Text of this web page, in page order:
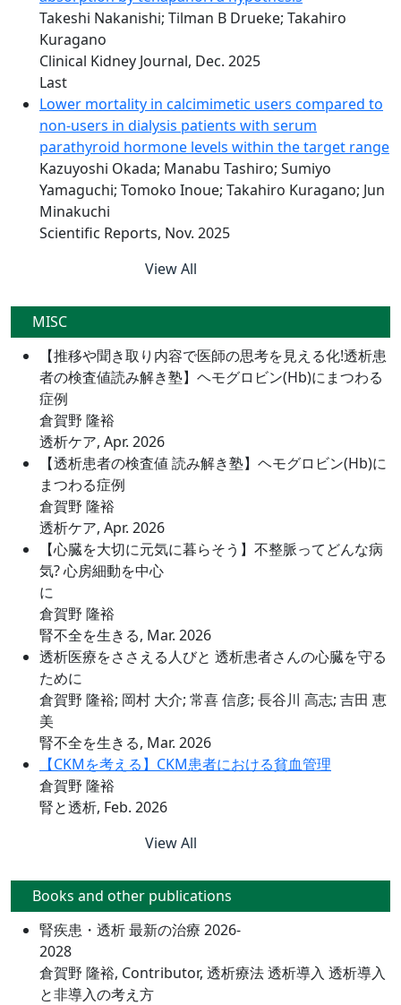
Takeshi Nakanishi; Tilman B Drueke; Takahiro
Kuragano
Clinical Kidney Journal, Dec. 2025
Last
Lower mortality in calcimimetic users compared to
non-users in dialysis patients with serum
parathyroid hormone levels within the target range
Kazuyoshi Okada; Manabu Tashiro; Sumiyo
Yamaguchi; Tomoko Inoue; Takahiro Kuragano; Jun
Minakuchi
Scientific Reports, Nov. 2025
View All
MISC
【推移や聞き取り内容で医師の思考を見える化!透析患
者の検査値読み解き塾】ヘモグロビン(Hb)にまつわる
症例
倉賀野 隆裕
透析ケア, Apr. 2026
【透析患者の検査値 読み解き塾】ヘモグロビン(Hb)に
まつわる症例
倉賀野 隆裕
透析ケア, Apr. 2026
【心臓を大切に元気に暮らそう】不整脈ってどんな病
気? 心房細動を中心
に
倉賀野 隆裕
腎不全を生きる, Mar. 2026
透析医療をささえる人びと 透析患者さんの心臓を守る
ために
倉賀野 隆裕; 岡村 大介; 常喜 信彦; 長谷川 高志; 吉田 恵
美
腎不全を生きる, Mar. 2026
【CKMを考える】CKM患者における貧血管理
倉賀野 隆裕
腎と透析, Feb. 2026
View All
Books and other publications
腎疾患・透析 最新の治療 2026-
2028
倉賀野 隆裕, Contributor, 透析療法 透析導入 透析導入
と非導入の考え方